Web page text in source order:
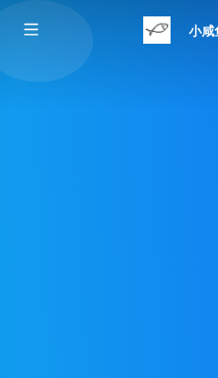
小咸